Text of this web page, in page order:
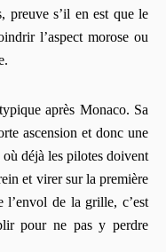
preuve s’il en est que le
l’aspect morose ou
après Monaco. Sa
ascension et donc une
déjà les pilotes doivent
et virer sur la première
de la grille, c’est
pour ne pas y perdre